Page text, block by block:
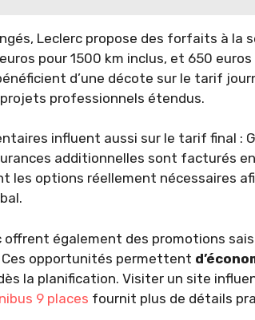
Leclerc propose des forfaits à
pour 1500 km inclus, et 650
d’une décote sur le tarif
professionnels étendus.
influent aussi sur le tarif final :
additionnelles sont facturés
les options réellement nécessaires
également des promotions
opportunités permettent
la planification. Visiter un site
9 places fournit plus de détails